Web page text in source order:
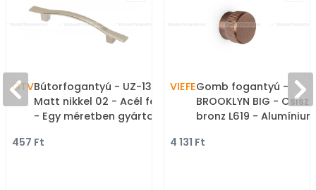
GTVBútorfogantyú - UZ-13 -
Matt nikkel 02 - Acél fém
- Egy méretben gyártott
457 Ft
VIEFEGomb fogantyú -
BROOKLYN BIG -
bronz L619 -
gombfogantyú,
4 131 Ft